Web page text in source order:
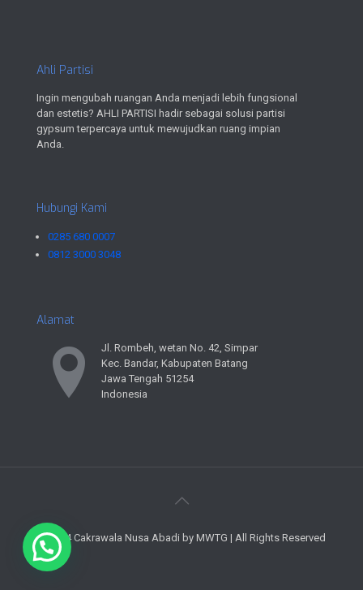
Ahli Partisi
Ingin mengubah ruangan Anda menjadi lebih fungsional
dan estetis? AHLI PARTISI hadir sebagai solusi partisi
gypsum terpercaya untuk mewujudkan ruang impian
Anda.
Hubungi Kami
0285 680 0007
0812 3000 3048
Alamat
Jl. Rombeh, wetan No. 42, Simpar
Kec. Bandar, Kabupaten Batang
Jawa Tengah 51254
Indonesia
© 2024 Cakrawala Nusa Abadi by MWTG | All Rights Reserved